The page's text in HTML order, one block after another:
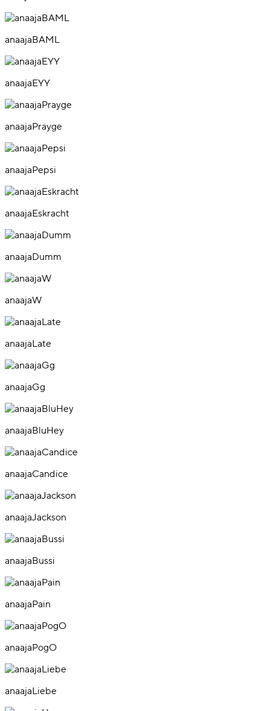
anaajaBAML
anaajaEYY
anaajaPrayge
anaajaPepsi
anaajaEskracht
anaajaDumm
anaajaW
anaajaLate
anaajaGg
anaajaBluHey
anaajaCandice
anaajaJackson
anaajaBussi
anaajaPain
anaajaPogO
anaajaLiebe